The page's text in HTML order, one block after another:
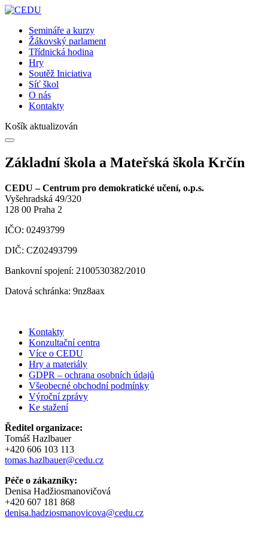
Semináře a kurzy
Žákovský parlament
Třídnická hodina
Hry
Soutěž Iniciativa
Síť škol
O nás
Kontakty
Košík aktualizován
Základní škola a Mateřská škola Krčín
CEDU – Centrum pro demokratické učení, o.p.s.
Vyšehradská 49/320
128 00 Praha 2
IČO: 02493799
DIČ: CZ02493799
Bankovní spojení: 2100530382/2010
Datová schránka: 9nz8aax
Kontakty
Konzultační centra
Více o CEDU
Hry a materiály
GDPR – ochrana osobních údajů
Všeobecné obchodní podmínky
Výroční zprávy
Ke stažení
Ředitel organizace:
Tomáš Hazlbauer
+420 606 103 113
tomas.hazlbauer@cedu.cz
Péče o zákazníky:
Denisa Hadžiosmanovičová
+420 607 181 868
denisa.hadziosmanovicova@cedu.cz